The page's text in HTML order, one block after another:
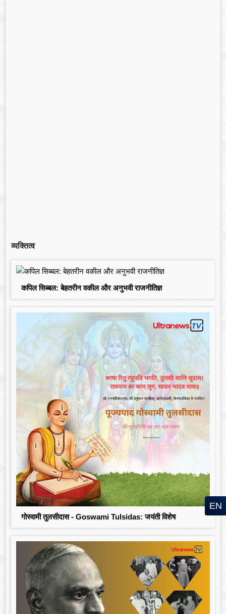
व्यक्तित्व
कपिल सिब्बल: बेहतरीन वकील और अनुभवी राजनीतिज्ञ
गोस्वामी तुलसीदास - Goswami Tulsidas: जयंती विशेष
EN